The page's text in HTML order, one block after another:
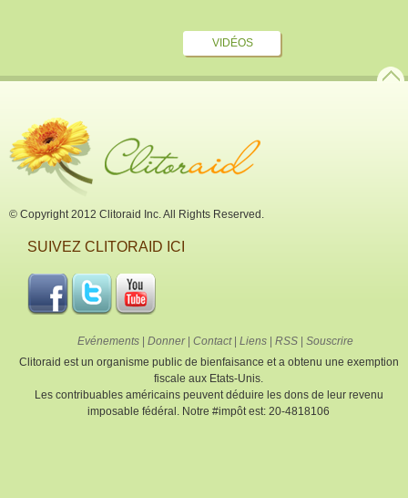
VIDÉOS
© Copyright 2012 Clitoraid Inc. All Rights Reserved.
SUIVEZ CLITORAID ICI
Evénements Donner| Contact| Liens RSS
Souscrire
Clitoraid est un organisme public de bienfaisance et a obtenu une exemption
fiscale aux Etats-Unis.
Les contribuables américains peuvent déduire les dons de leur revenu
imposable fédéral. Notre #impôt est: 20-4818106